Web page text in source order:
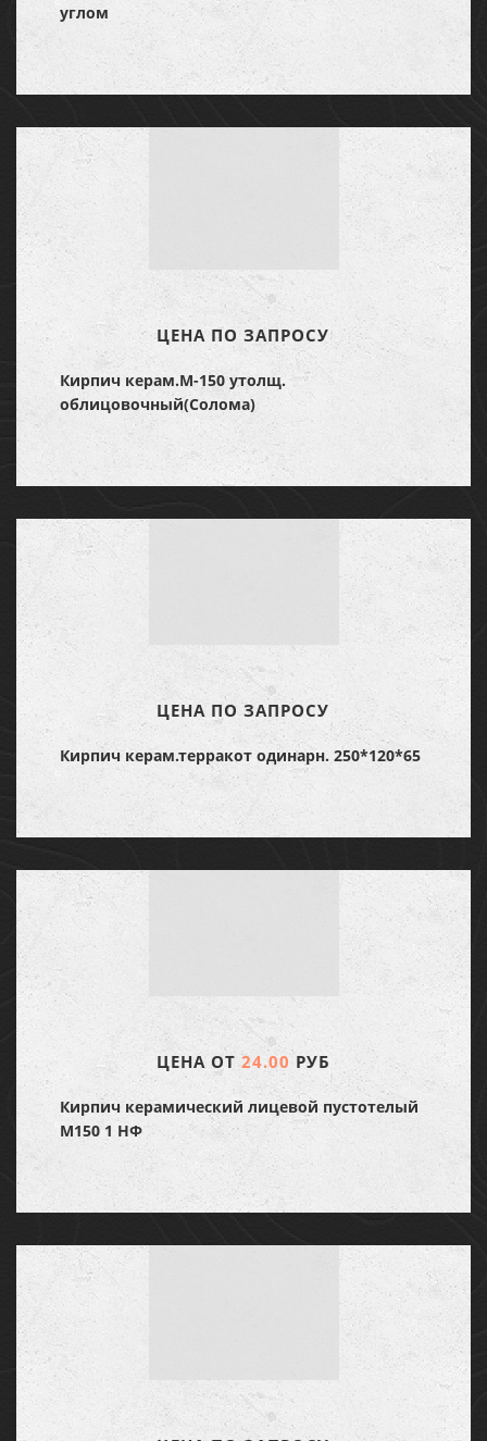
углом
ЦЕНА ПО ЗАПРОСУ
Кирпич керам.М-150 утолщ.
облицовочный(Солома)
ЦЕНА ПО ЗАПРОСУ
Кирпич керам.терракот одинарн. 250*120*65
ЦЕНА ОТ 24.00 РУБ
Кирпич керамический лицевой пустотелый
М150 1 НФ